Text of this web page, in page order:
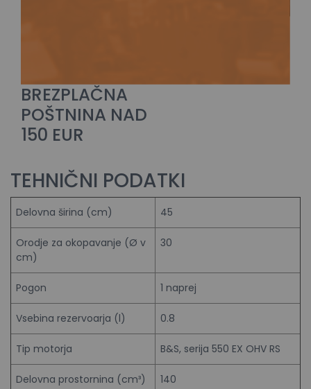
BREZPLAČNA
POŠTNINA NAD
150 EUR
TEHNIČNI PODATKI
Delovna širina (cm) 45
Orodje za okopavanje (Ø v
cm)
30
Pogon 1 naprej
Vsebina rezervoarja (l) 0.8
Tip motorja B&S, serija 550 EX OHV RS
Delovna prostornina (cm³) 140